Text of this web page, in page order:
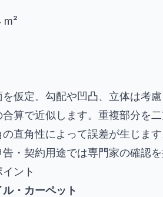
仮定。勾配や凹凸、立体は考慮
算で近似します。重複部分を二
直角性によって誤差が生じます
・契約用途では専門家の確認を
ント
・カーペット